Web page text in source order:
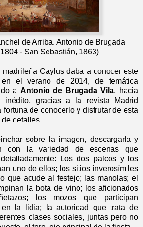
de Arriba. Antonio de Brugada
- San Sebastián, 1863)
Caylus daba a conocer este
el verano de 2014, de temática
a Antonio de Brugada Vila, hacia
inédito, gracias a la revista Madrid
fortuna de conocerlo y disfrutar de esta
detalles.
sobre la imagen, descargarla y
con la variedad de escenas que
Los dos palcos y los
uno de ellos; los sitios inverosímiles
que acude al festejo; las manolas; el
la bota de vino; los aficionados
los mozos que participan
en la lidia; la autoridad que trata de
clases sociales, juntas pero no